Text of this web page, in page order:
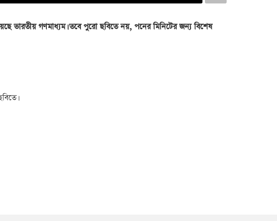
ভারতীয় গণমাধ্যম। তবে পুরো ছবিতে নয়, পনের মিনিটের জন্য বিশেষ